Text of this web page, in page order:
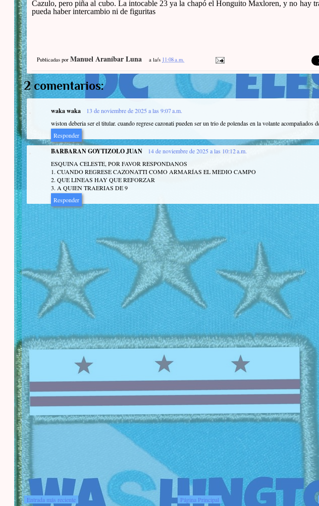
Cazulo, pero piña al cubo. La intocable 23 ya la chapó el Honguito Maxloren, y no hay
pueda haber intercambio ni de figuritas
Publicadas por Manuel Araníbar Luna a la/s 11:08 a.m.
2 comentarios:
waka waka
13 de noviembre de 2025 a las 9:07 a.m.
wiston deberia ser el titular. cuando regrese cazonati pueden ser un trio de polendas en la volante acompañados
Responder
BARBARAN GOYTIZOLO JUAN
14 de noviembre de 2025 a las 10:12 a.m.
ESQUINA CELESTE, POR FAVOR RESPONDANOS
1. CUANDO REGRESE CAZONATTI COMO ARMARÍAS EL MEDIO CAMPO
2. QUE LINEAS HAY QUE REFORZAR
3. A QUIEN TRAERIAS DE 9
Responder
Entrada más reciente
Página Principal